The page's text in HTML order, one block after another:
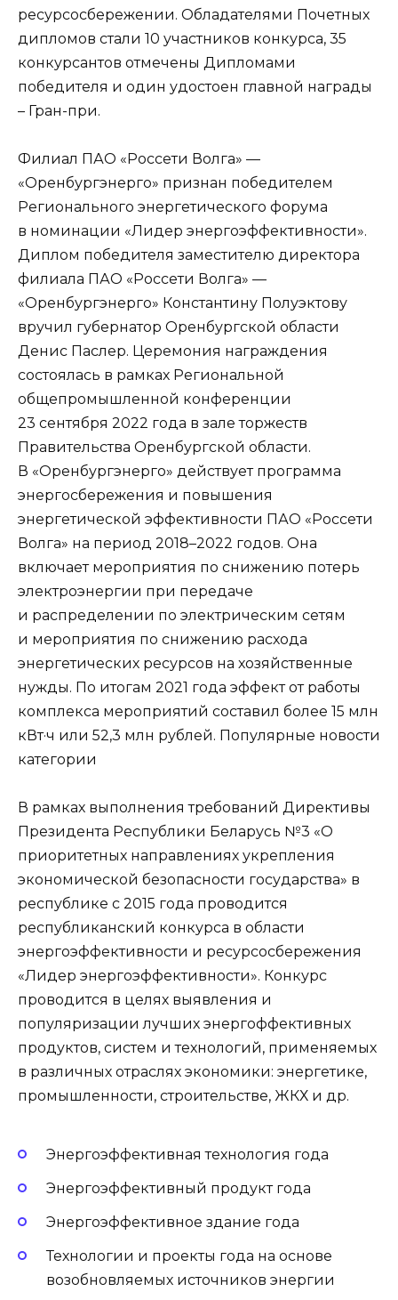
ресурсосбережении. Обладателями Почетных
дипломов стали 10 участников конкурса, 35
конкурсантов отмечены Дипломами
победителя и один удостоен главной награды
– Гран-при.
Филиал ПАО «Россети Волга» —
«Оренбургэнерго» признан победителем
Регионального энергетического форума
в номинации «Лидер энергоэффективности».
Диплом победителя заместителю директора
филиала ПАО «Россети Волга» —
«Оренбургэнерго» Константину Полуэктову
вручил губернатор Оренбургской области
Денис Паслер. Церемония награждения
состоялась в рамках Региональной
общепромышленной конференции
23 сентября 2022 года в зале торжеств
Правительства Оренбургской области.
В «Оренбургэнерго» действует программа
энергосбережения и повышения
энергетической эффективности ПАО «Россети
Волга» на период 2018–2022 годов. Она
включает мероприятия по снижению потерь
электроэнергии при передаче
и распределении по электрическим сетям
и мероприятия по снижению расхода
энергетических ресурсов на хозяйственные
нужды. По итогам 2021 года эффект от работы
комплекса мероприятий составил более 15 млн
кВт·ч или 52,3 млн рублей. Популярные новости
категории
В рамках выполнения требований Директивы
Президента Республики Беларусь №3 «О
приоритетных направлениях укрепления
экономической безопасности государства» в
республике с 2015 года проводится
республиканский конкурса в области
энергоэффективности и ресурсосбережения
«Лидер энергоэффективности». Конкурс
проводится в целях выявления и
популяризации лучших энергоффективных
продуктов, систем и технологий, применяемых
в различных отраслях экономики: энергетике,
промышленности, строительстве, ЖКХ и др.
Энергоэффективная технология года
Энергоэффективный продукт года
Энергоэффективное здание года
Технологии и проекты года на основе
возобновляемых источников энергии